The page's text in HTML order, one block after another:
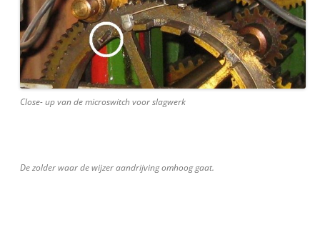
Close- up van de microswitch voor slagwerk
De zolder waar de wijzer aandrijving omhoog gaat.